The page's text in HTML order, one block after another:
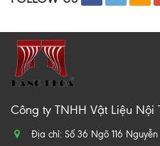
Công ty TNHH Vật Liệu Nội
Địa chỉ: Số 36 Ngõ 116